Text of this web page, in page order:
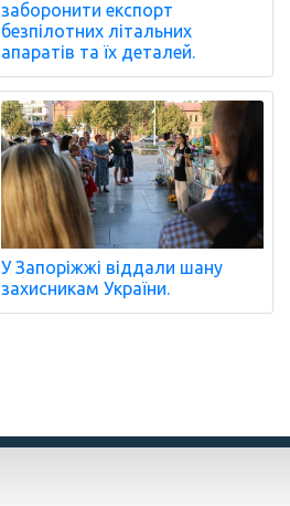
заборонити експорт
безпілотних літальних
апаратів та їх деталей.
У Запоріжжі віддали шану
захисникам України.